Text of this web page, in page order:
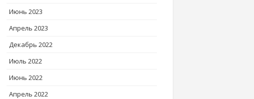
Июнь 2023
Апрель 2023
Декабрь 2022
Июль 2022
Июнь 2022
Апрель 2022